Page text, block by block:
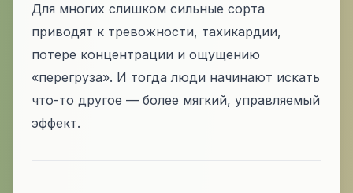
Для многих слишком сильные сорта
приводят к тревожности, тахикардии,
потере концентрации и ощущению
«перегруза». И тогда люди начинают искать
что-то другое — более мягкий, управляемый
эффект.